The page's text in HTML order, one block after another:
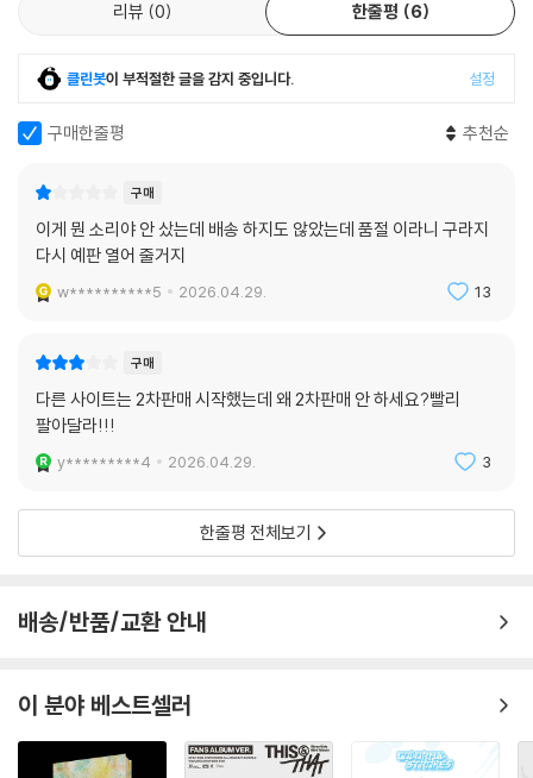
리뷰 0 한줄평 6
클린봇이 부적절한 글을 감지 중입니다. 설정
구매한줄평 추천순
구매
이게 뭔 소리야 안 샀는데 배송 하지도 않았는데 품절 이라니 구라지
다시 예판 열어 줄거지
w**********5 2026.04.29. 13
구매
다른 사이트는 2차판매 시작했는데 왜 2차판매 안 하세요?빨리
팔아달라!!!
y*********4 2026.04.29. 3
한줄평 전체보기
배송/반품/교환 안내
이 분야 베스트셀러